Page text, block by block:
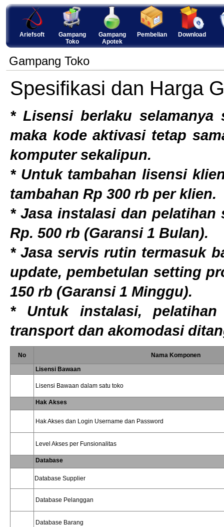
Ariefsoft
Gampang
Toko
Gampang
Apotek
Pembelian Download
Gampang Toko
Spesifikasi dan Harga
* Lisensi berlakuselamanya
maka kode aktivasi tetap
komputer sekalipun.
* Untuk tambahan lisensi
tambahan Rp 300 rb per klien.
* Jasa instalasi dan
Rp. 500 rb (Garansi 1 Bulan).
* Jasa servis rutin termasuk
update, pembetulan setting
150 rb (Garansi 1 Minggu).
* Untuk instalasi,
transport dan akomodasi
No
Nama Komponen
Lisensi Bawaan
Lisensi Bawaan dalam satu toko
Hak Akses
Hak Akses dan Login Username dan Password
Level Akses per Funsionalitas
Database
Database Supplier
Database Pelanggan
Database Barang